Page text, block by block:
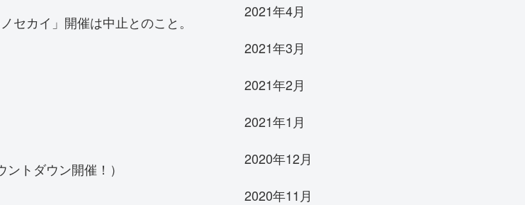
カイ」開催は中止とのこと。
トダウン開催！）
2021年4月
2021年3月
2021年2月
2021年1月
2020年12月
2020年11月